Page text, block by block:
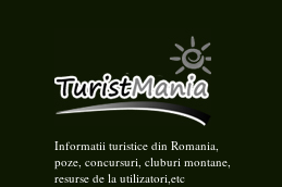
Informatii turistice din Romania,
poze, concursuri, cluburi montane,
resurse de la utilizatori,etc